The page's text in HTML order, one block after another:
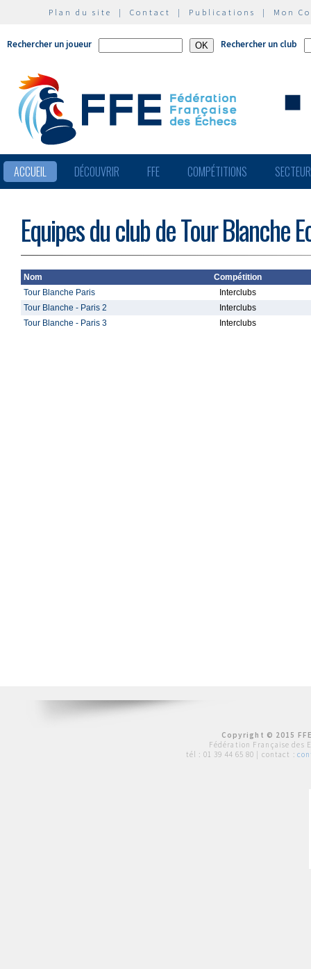
Plan du site | Contact | Publications | Mon
Rechercher un joueur Rechercher un club
ACCUEIL DÉCOUVRIR FFE COMPÉTITIONS
Equipes du club de Tour Blanche
Nom
Compétition
Tour Blanche Paris
Interclubs
Tour Blanche - Paris 2
Interclubs
Tour Blanche - Paris 3
Interclubs
Copyright © 2015
Fédération Française des
tél : 01 39 44 65 80 | contact :